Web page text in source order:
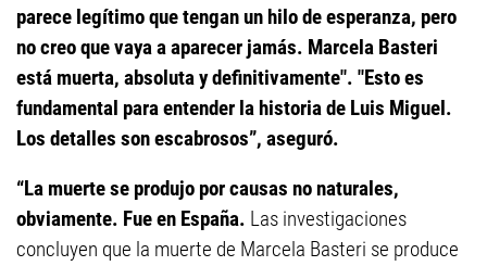
parece legítimo que tengan un hilo de esperanza, pero
no creo que vaya a aparecer jamás. Marcela Basteri
está muerta, absoluta y definitivamente". "Esto es
fundamental para entender la historia de Luis Miguel.
Los detalles son escabrosos”, aseguró.
“La muerte se produjo por causas no naturales,
obviamente. Fue en España. Las investigaciones
concluyen que la muerte de Marcela Basteri se produce